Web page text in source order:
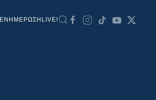
ΕΝΗΜΕΡΩΣΗ LIVE!